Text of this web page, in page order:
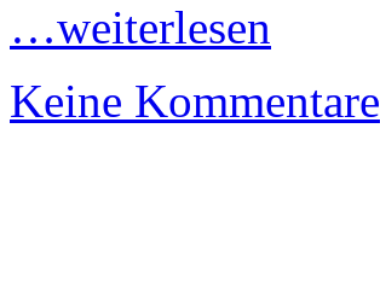
…weiterlesen
Keine Kommentare